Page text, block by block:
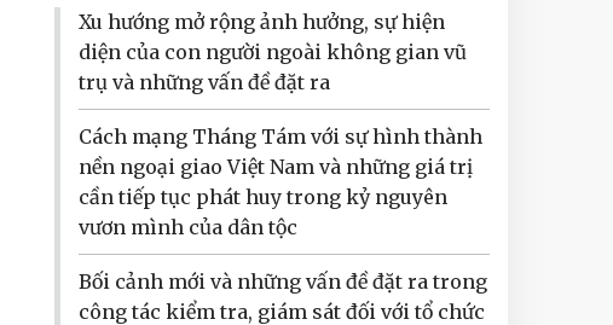
Xu hướng mở rộng ảnh hưởng, sự hiện
diện của con người ngoài không gian vũ
trụ và những vấn đề đặt ra
Cách mạng Tháng Tám với sự hình thành
nền ngoại giao Việt Nam và những giá trị
cần tiếp tục phát huy trong kỷ nguyên
vươn mình của dân tộc
Bối cảnh mới và những vấn đề đặt ra trong
công tác kiểm tra, giám sát đối với tổ chức